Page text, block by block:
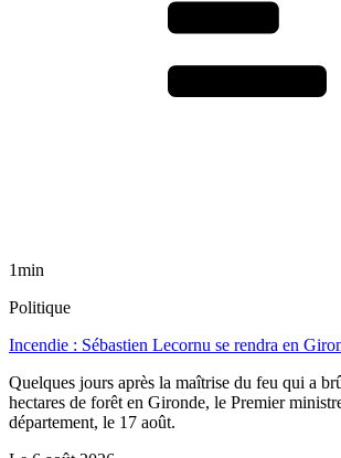
1min
Politique
Incendie : Sébastien Lecornu se rendra en
Quelques jours après la maîtrise du feu qui a
hectares de forêt en Gironde, le Premier
département, le 17 août.